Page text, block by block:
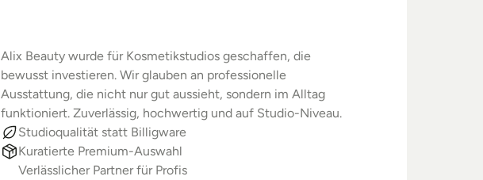
Alix Beauty wurde für Kosmetikstudios geschaffen, die
bewusst investieren. Wir glauben an professionelle
Ausstattung, die nicht nur gut aussieht, sondern im Alltag
funktioniert. Zuverlässig, hochwertig und auf Studio-Niveau.
Studioqualität statt Billigware
Kuratierte Premium-Auswahl
Verlässlicher Partner für Profis